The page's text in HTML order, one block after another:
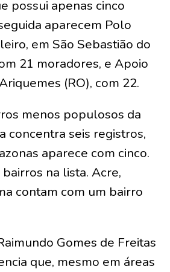
possui apenas cinco
aparecem Polo
em São Sebastião do
21 moradores, e Apoio
(RO), com 22.
menos populosos da
concentra seis registros,
aparece com cinco.
na lista. Acre,
contam com um bairro
Gomes de Freitas
que, mesmo em áreas